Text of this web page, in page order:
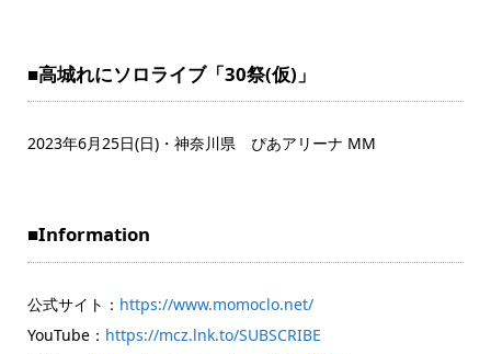
■高城れにソロライブ「30祭(仮)」
2023年6月25日(日)・神奈川県 ぴあアリーナ MM
■Information
公式サイト： https://www.momoclo.net/
YouTube： https://mcz.lnk.to/SUBSCRIBE